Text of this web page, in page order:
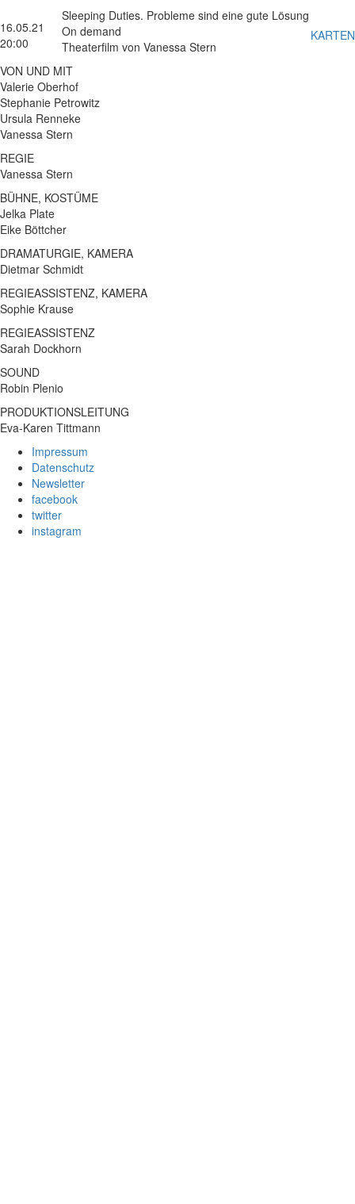
16.05.21
20:00
Sleeping Duties. Probleme sind eine gute Lösung
On demand
Theaterfilm von Vanessa Stern
KARTEN
VON UND MIT
Valerie Oberhof
Stephanie Petrowitz
Ursula Renneke
Vanessa Stern
REGIE
Vanessa Stern
BÜHNE, KOSTÜME
Jelka Plate
Eike Böttcher
DRAMATURGIE, KAMERA
Dietmar Schmidt
REGIEASSISTENZ, KAMERA
Sophie Krause
REGIEASSISTENZ
Sarah Dockhorn
SOUND
Robin Plenio
PRODUKTIONSLEITUNG
Eva-Karen Tittmann
Impressum
Datenschutz
Newsletter
facebook
twitter
instagram